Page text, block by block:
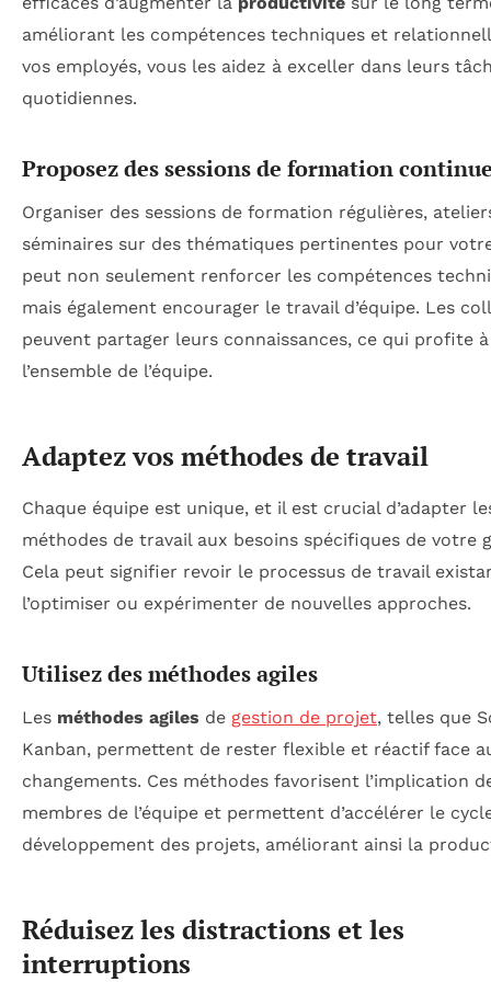
améliorant les compétences techniques et
vos employés, vous les aidez à exceller dans leurs
quotidiennes.
Proposez des sessions de formation
Organiser des sessions de formation régulières,
séminaires sur des thématiques pertinentes pour
peut non seulement renforcer les compétences
mais également encourager le travail d’équipe. Les
peuvent partager leurs connaissances, ce qui profite à
l’ensemble de l’équipe.
Adaptez vos méthodes de travail
Chaque équipe est unique, et il est crucial d’adapter
méthodes de travail aux besoins spécifiques de votre
Cela peut signifier revoir le processus de travail
l’optimiser ou expérimenter de nouvelles approches.
Utilisez des méthodes agiles
Les méthodes agiles de gestion de projet, telles que
Kanban, permettent de rester flexible et réactif face
changements. Ces méthodes favorisent l’implication
membres de l’équipe et permettent d’accélérer le
développement des projets, améliorant ainsi la
Réduisez les distractions et les
interruptions